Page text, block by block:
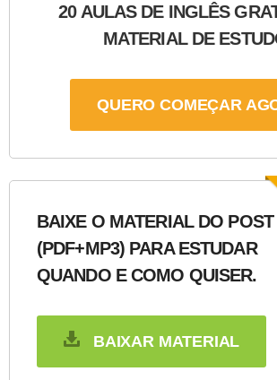
20 AULAS DE INGLÊS
MATERIAL DE
QUERO COMEÇAR
BAIXE O MATERIAL DO POST
(PDF+MP3) PARA ESTUDAR
QUANDO E COMO QUISER.
BAIXAR MATERIAL